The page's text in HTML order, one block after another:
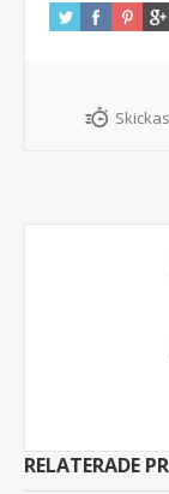
RELATERADE